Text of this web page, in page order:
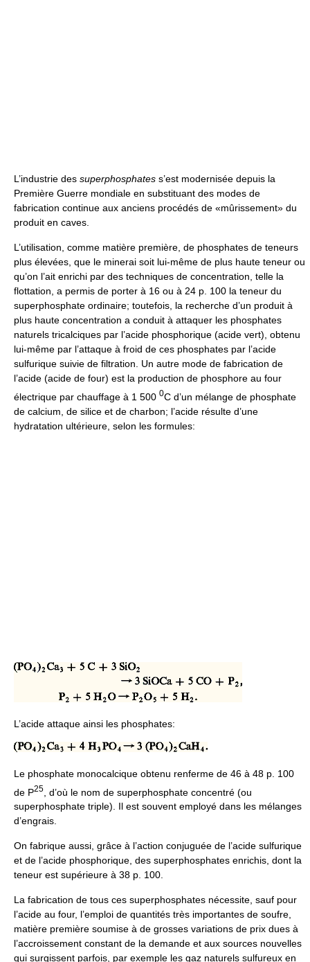
L’industrie des superphosphates s’est modernisée depuis la
Première Guerre mondiale en substituant des modes de
fabrication continue aux anciens procédés de «mûrissement» du
produit en caves.
L’utilisation, comme matière première, de phosphates de teneurs
plus élevées, que le minerai soit lui-même de plus haute teneur ou
qu’on l’ait enrichi par des techniques de concentration, telle la
flottation, a permis de porter à 16 ou à 24 p. 100 la teneur du
superphosphate ordinaire; toutefois, la recherche d’un produit à
plus haute concentration a conduit à attaquer les phosphates
naturels tricalciques par l’acide phosphorique (acide vert), obtenu
lui-même par l’attaque à froid de ces phosphates par l’acide
sulfurique suivie de filtration. Un autre mode de fabrication de
l’acide (acide de four) est la production de phosphore au four
électrique par chauffage à 1 500 0C d’un mélange de phosphate
de calcium, de silice et de charbon; l’acide résulte d’une
hydratation ultérieure, selon les formules:
L’acide attaque ainsi les phosphates:
Le phosphate monocalcique obtenu renferme de 46 à 48 p. 100
de P25
, d’où le nom de superphosphate concentré (ou
superphosphate triple). Il est souvent employé dans les mélanges
d’engrais.
On fabrique aussi, grâce à l’action conjuguée de l’acide sulfurique
et de l’acide phosphorique, des superphosphates enrichis, dont la
teneur est supérieure à 38 p. 100.
La fabrication de tous ces superphosphates nécessite, sauf pour
l’acide au four, l’emploi de quantités très importantes de soufre,
matière première soumise à de grosses variations de prix dues à
l’accroissement constant de la demande et aux sources nouvelles
qui surgissent parfois, par exemple les gaz naturels sulfureux en